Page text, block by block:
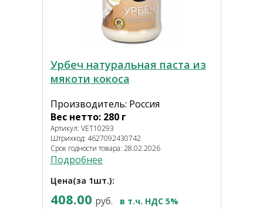
Урбеч натуральная паста из
мякоти кокоса
Производитель: Россия
Вес нетто: 280 г
Артикул: VET10293
Штрихкод: 4627092430742
Срок годности товара: 28.02.2026
Подробнее
Цена(за 1шт.):
408.00 руб. в т.ч. НДС 5%